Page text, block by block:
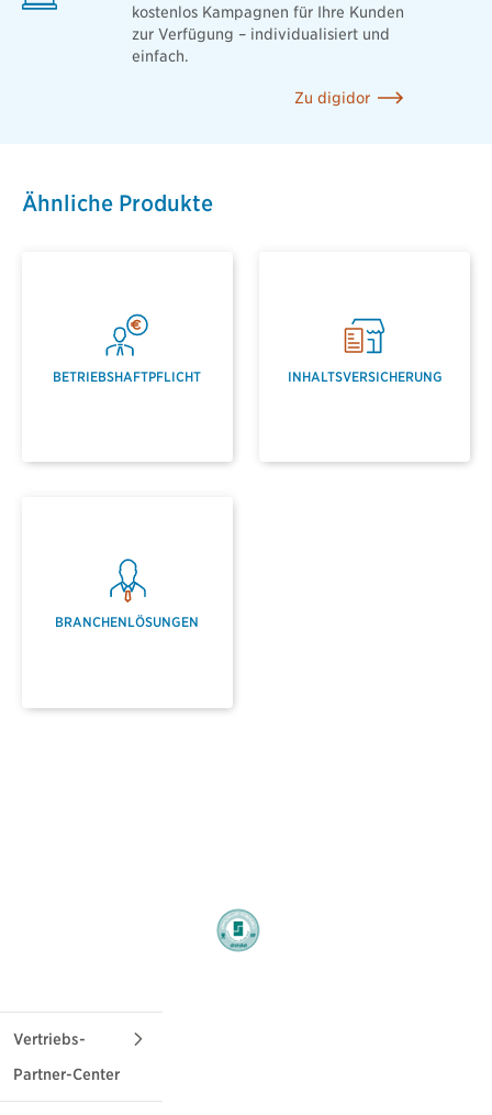
kostenlos Kampagnen für Ihre Kunden
zur Verfügung – individualisiert und
einfach.
Zu digidor
Ähnliche Produkte
BETRIEBSHAFTPFLICHT INHALTSVERSICHERUNG
BRANCHENLÖSUNGEN
Vertriebs-
Partner-Center